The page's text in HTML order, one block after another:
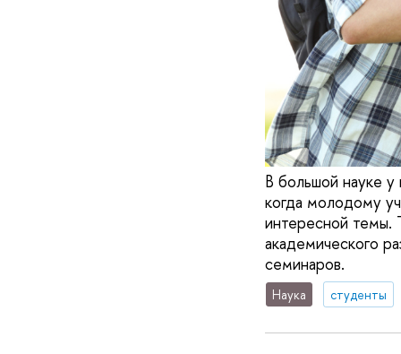
В большой науке
когда молодому
интересной темы.
академического
семинаров.
Наука студенты